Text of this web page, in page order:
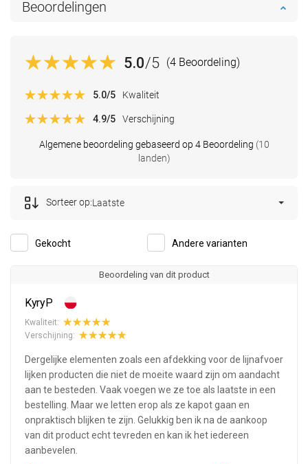
Beoordelingen
5.0/5 (4 Beoordeling)
Algemene beoordeling gebaseerd op 4 Beoordeling (10
landen)
5.0/5 Kwaliteit
4.9/5 Verschijning
Gekocht Andere varianten
Sorteer op:Laatste
Beoordeling van dit product
KyryP
Kwaliteit:
Verschijning:
Dergelijke elementen zoals een afdekking voor de lijnafvoer
lijken producten die niet de moeite waard zijn om aandacht
aan te besteden. Vaak voegen we ze toe als laatste in een
bestelling. Maar we letten erop als ze kapot gaan en
onpraktisch blijken te zijn. Gelukkig ben ik na de aankoop
van dit product echt tevreden en kan ik het iedereen
aanbevelen.